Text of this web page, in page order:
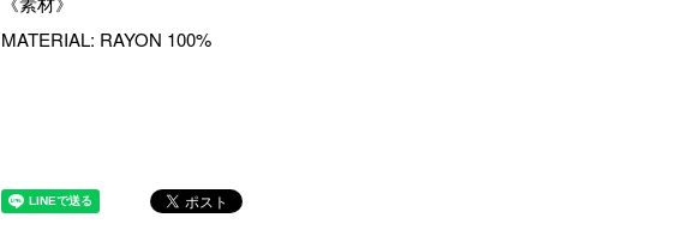
MATERIAL: RAYON 100%